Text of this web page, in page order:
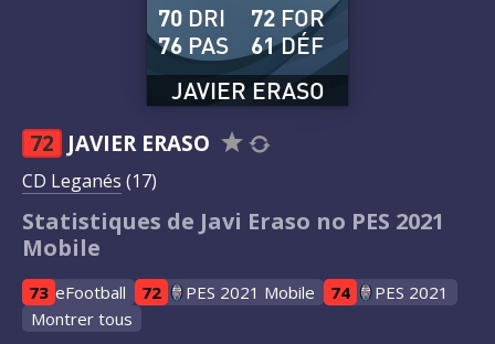
JAVIER ERASO
70 DRI
76 PAS
72 FOR
61DÉF
72 JAVIER ERASO
CD Leganés (17)
Statistiques de Javi Eraso no PES 2021
Mobile
73 eFootball 72 PES 2021 Mobile 74
PES 2021
Montrer tous